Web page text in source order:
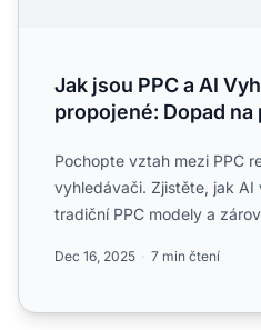
Jak jsou PPC a AI
propojené: Dopad
Pochopte vztah mezi PPC
vyhledávači. Zjistěte, jak AI
tradiční PPC modely a
Dec 16, 2025 7 min čtení